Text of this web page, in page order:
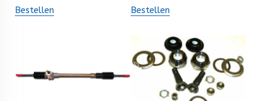
Bestellen
Bestellen